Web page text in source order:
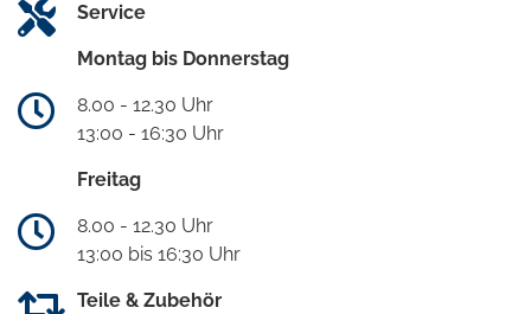
Service
Montag bis Donnerstag
8.00 - 12.30 Uhr
13:00 - 16:30 Uhr
Freitag
8.00 - 12.30 Uhr
13:00 bis 16:30 Uhr
Teile & Zubehör